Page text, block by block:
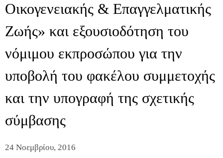
Οικογενειακής & Επαγγελματικής
Ζωής» και εξουσιοδότηση του
νόμιμου εκπροσώπου για την
υποβολή του φακέλου συμμετοχής
και την υπογραφή της σχετικής
σύμβασης
24 Νοεμβρίου, 2016